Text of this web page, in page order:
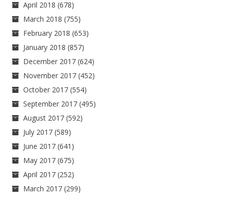
April 2018 (678)
March 2018 (755)
February 2018 (653)
January 2018 (857)
December 2017 (624)
November 2017 (452)
October 2017 (554)
September 2017 (495)
August 2017 (592)
July 2017 (589)
June 2017 (641)
May 2017 (675)
April 2017 (252)
March 2017 (299)